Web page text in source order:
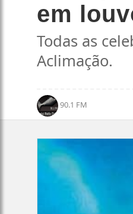
em
Todas as
Aclimação.
90.1 FM